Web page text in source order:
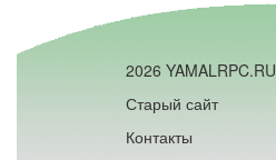
2026 YAMALRPC.RU
Старый сайт
Контакты